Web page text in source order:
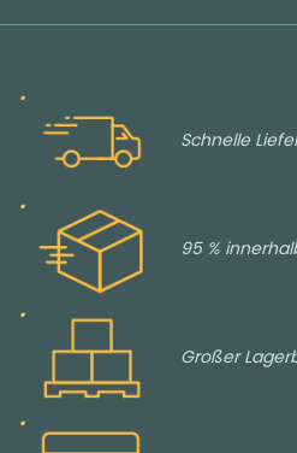
Schnelle
95 %
Großer